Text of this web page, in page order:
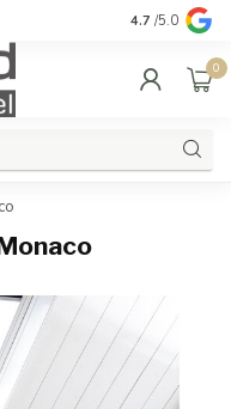
Kwaliteit &
4.7 /5.0
0